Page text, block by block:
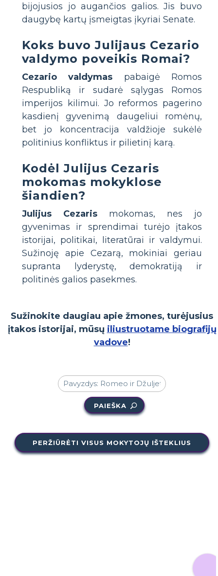
bijojusios jo augančios galios. Jis buvo
daugybę kartų įsmeigtas įkyriai Senate.
Koks buvo Julijaus Cezario
valdymo poveikis Romai?
Cezario valdymas pabaigė Romos
Respubliką ir sudarė sąlygas Romos
imperijos kilimui. Jo reformos pagerino
kasdienį gyvenimą daugeliui romėnų,
bet jo koncentracija valdžioje sukėlė
politinius konfliktus ir pilietinį karą.
Kodėl Julijus Cezaris
mokomas mokyklose
šiandien?
Julijus Cezaris mokomas, nes jo
gyvenimas ir sprendimai turėjo įtakos
istorijai, politikai, literatūrai ir valdymui.
Sužinoję apie Cezarą, mokiniai geriau
supranta lyderystę, demokratiją ir
politinės galios pasekmes.
Sužinokite daugiau apie žmones, turėjusius
įtakos istorijai, mūsų iliustruotame biografijų
vadove!
PAIEŠKA
PERŽIŪRĖTI VISUS MOKYTOJŲ IŠTEKLIUS